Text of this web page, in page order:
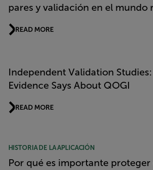
pares y validación en el mundo
READ MORE
Independent Validation
Evidence Says About QOGI
READ MORE
HISTORIA DE LA APLICACIÓN
Por qué es importante